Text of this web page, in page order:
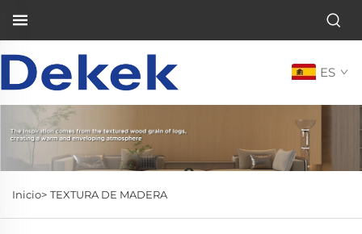
ES
Inicio> TEXTURA DE MADERA